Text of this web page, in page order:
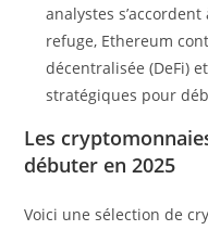
analystes
refuge, Ethereum
décentralisée (DeFi)
stratégiques pour
Les
débuter en 2025
Voici une sélection de